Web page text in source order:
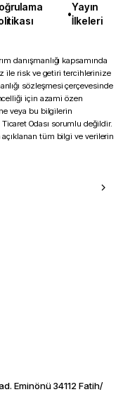
•
Yayın
İlkeleri
danışmanlığı kapsamında
ile risk ve getiri tercihlerinize
sözleşmesi çerçevesinde
için azami özen
veya bu bilgilerin
Odası sorumlu değildir.
açıklanan tüm bilgi ve verilerin
Eminönü 34112 Fatih/